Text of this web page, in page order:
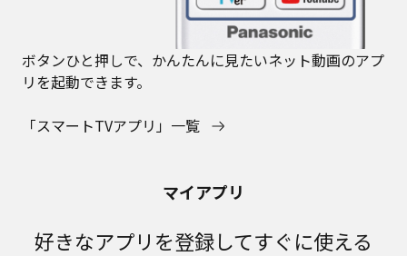
ボタンひと押しで、かんたんに見たいネット動画のアプ
リを起動できます。
「スマートTVアプリ」一覧
マイアプリ
好きなアプリを登録してすぐに使える